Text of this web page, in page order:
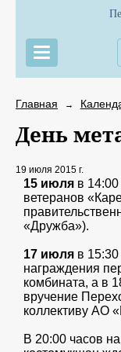
Главная →
День
19 июля 2015 г.
15 июля в 14:00
ветеранов
«Дружба»).
17 июля в
награждения
комбината, а в
вручение
коллективу АО
В 20:00 часов